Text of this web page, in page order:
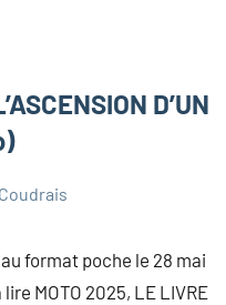
D’UN
format poche le 28 mai
MOTO 2025, LE LIVRE